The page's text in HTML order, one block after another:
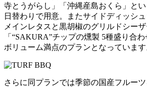
寺とうがらし」「沖縄産島おくら」と
日替わりで用意。またサイドディッシ
メインレタスと黒胡椒のグリルドシーザ
「“SAKURA”チップの燻製 5種盛り合わ
ボリューム満点のプランとなっています
さらに同プランでは季節の国産フルー